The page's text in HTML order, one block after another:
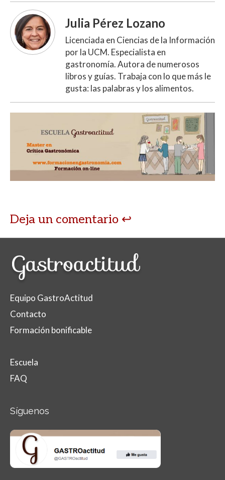
Julia Pérez Lozano
Licenciada en Ciencias de la Información
por la UCM. Especialista en
gastronomía. Autora de numerosos
libros y guías. Trabaja con lo que más le
gusta: las palabras y los alimentos.
Deja un comentario
Equipo GastroActitud
Contacto
Formación bonificable
Escuela
FAQ
Síguenos